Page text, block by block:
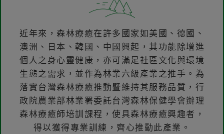
近年來，森林療癒在許多國家如美國、德國、
澳洲、日本、韓國、中國興起，其功能除增進
個人之身心靈健康，亦可滿足社區文化與環境
生態之需求，並作為林業六級產業之推手。為
落實台灣森林療癒推動暨維持其服務品質，行
政院農業部林業署委託台灣森林保健學會辦理
森林療癒師培訓課程，使具森林療癒興趣者，
得以獲得專業訓練，齊心推動此產業。